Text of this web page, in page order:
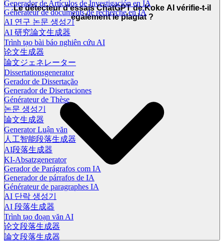
Generador de Artículos de Investigación en IA
Générateur de documents de recherche en IA
AI 연구 논문 생성기
AI 研究論文生成器
Trình tạo bài báo nghiên cứu AI
论文生成器
論文ジェネレーター
Dissertationsgenerator
Gerador de Dissertação
Generador de Disertaciones
Générateur de Thèse
논문 생성기
論文生成器
Generator Luận văn
人工智能段落生成器
AI段落生成器
KI-Absatzgenerator
Gerador de Parágrafos com IA
Generador de párrafos de IA
Générateur de paragraphes IA
AI 단락 생성기
AI 段落生成器
Trình tạo đoạn văn AI
论文段落生成器
論文段落生成器
Le détecteur d'essais ChatGPT de Koke AI vérifie-t-il
également le plagiat ?